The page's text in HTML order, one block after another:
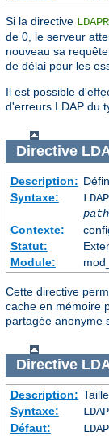
Si la directive
de 0, le serveur
nouveau sa
de délai pour les
Il est possible
d'erreurs LDAP du
Directive
Description:
Syntaxe:
Contexte:
Statut:
Module:
Cette directive
cache en mémoire
partagée anonyme
Directive
Description:
Syntaxe:
Défaut: